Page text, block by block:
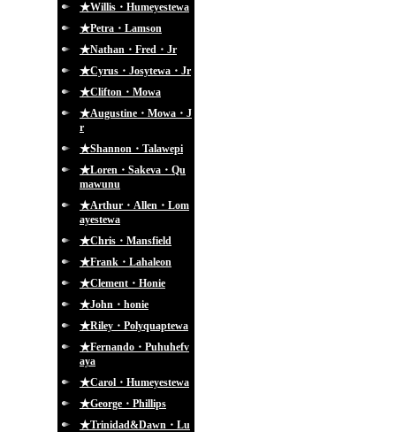
★Willis・Humeyestewa
★Petra・Lamson
★Nathan・Fred・Jr
★Cyrus・Josytewa・Jr
★Clifton・Mowa
★Augustine・Mowa・J
r
★Shannon・Talawepi
★Loren・Sakeva・Qu
mawunu
★Arthur・Allen・Lom
ayestewa
★Chris・Mansfield
★Frank・Lahaleon
★Clement・Honie
★John・honie
★Riley・Polyquaptewa
★Fernando・Puhuhefv
aya
★Carol・Humeyestewa
★George・Phillips
★Trinidad&Dawn・Lu